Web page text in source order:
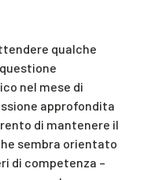
qualche
nel mese di
approfondita
di mantenere il
sembra orientato
di competenza –